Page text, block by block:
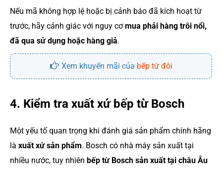
Nếu mã không hợp lệ hoặc bị cảnh báo đã kích hoạt từ
trước, hãy cảnh giác với nguy cơmua phải hàng trôi nổi,
đã qua sử dụng hoặc hàng giả.
Xem khuyến mãi của bếp từ đôi
4. Kiểm tra xuất xứ bếp từ Bosch
Một yếu tố quan trọng khi đánh giá sản phẩm chính hãng
là xuất xứ sản phẩm. Bosch có nhà máy sản xuất tại
nhiều nước, tuy nhiên bếp từ Bosch sản xuất tại châu Âu